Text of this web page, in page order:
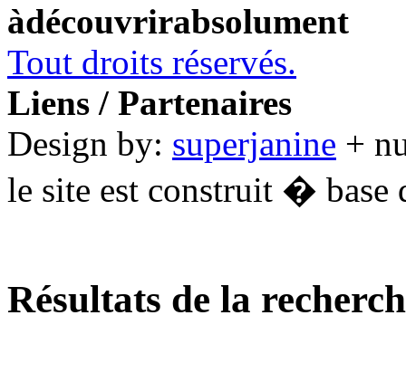
àdécouvrirabsolument
Tout droits réservés.
Liens / Partenaires
Design by: superjanine +
le site est construit � base
Résultats de la